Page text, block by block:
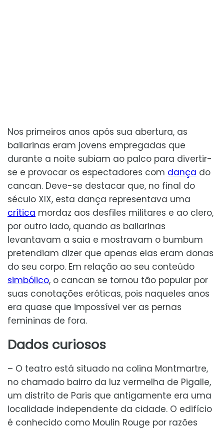
Nos primeiros anos após sua abertura, as
bailarinas eram jovens empregadas que
durante a noite subiam ao palco para divertir-
se e provocar os espectadores com dança do
cancan. Deve-se destacar que, no final do
século XIX, esta dança representava uma
crítica mordaz aos desfiles militares e ao clero,
por outro lado, quando as bailarinas
levantavam a saia e mostravam o bumbum
pretendiam dizer que apenas elas eram donas
do seu corpo. Em relação ao seu conteúdo
simbólico, o cancan se tornou tão popular por
suas conotações eróticas, pois naqueles anos
era quase que impossível ver as pernas
femininas de fora.
Dados curiosos
– O teatro está situado na colina Montmartre,
no chamado bairro da luz vermelha de Pigalle,
um distrito de Paris que antigamente era uma
localidade independente da cidade. O edifício
é conhecido como Moulin Rouge por razões